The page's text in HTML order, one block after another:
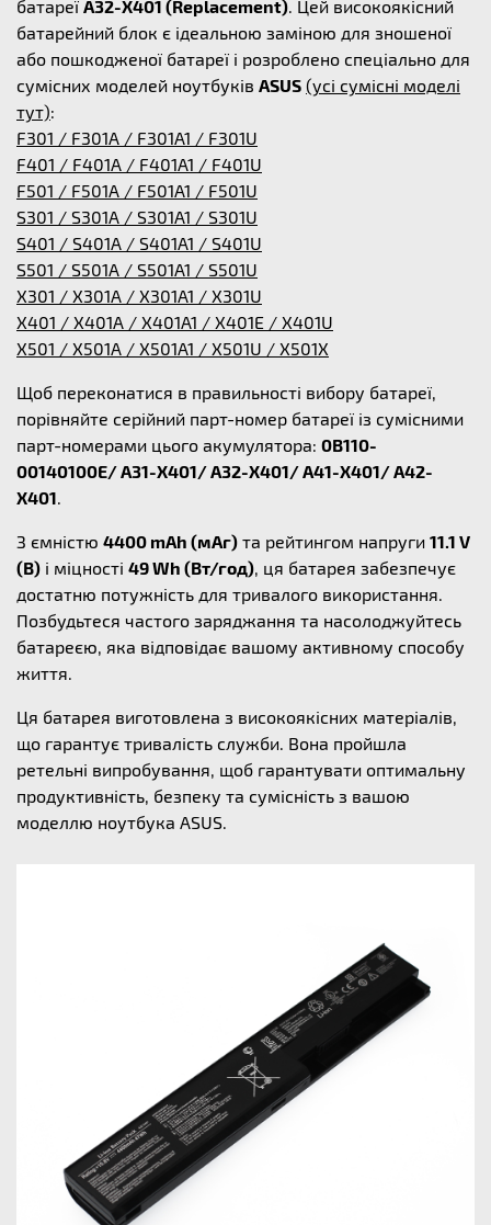
батареї A32-X401 (Replacement). Цей високоякісний
батарейний блок є ідеальною заміною для зношеної
або пошкодженої батареї і розроблено спеціально для
сумісних моделей ноутбуків ASUS (усі сумісні моделі
тут):
F301 / F301A / F301A1 / F301U
F401 / F401A / F401A1 / F401U
F501 / F501A / F501A1 / F501U
S301 / S301A / S301A1 / S301U
S401 / S401A / S401A1 / S401U
S501 / S501A / S501A1 / S501U
X301 / X301A / X301A1 / X301U
X401 / X401A / X401A1 / X401E / X401U
X501 / X501A / X501A1 / X501U / X501X
Щоб переконатися в правильності вибору батареї,
порівняйте серійний парт-номер батареї із сумісними
парт-номерами цього акумулятора: 0B110-
00140100E/ A31-X401/ A32-X401/ A41-X401/ A42-
X401.
З ємністю 4400 mAh (мАг) та рейтингом напруги 11.1 V
(В) і міцності 49 Wh (Вт/год), ця батарея забезпечує
достатню потужність для тривалого використання.
Позбудьтеся частого заряджання та насолоджуйтесь
батареєю, яка відповідає вашому активному способу
життя.
Ця батарея виготовлена з високоякісних матеріалів,
що гарантує тривалість служби. Вона пройшла
ретельні випробування, щоб гарантувати оптимальну
продуктивність, безпеку та сумісність з вашою
моделлю ноутбука ASUS.